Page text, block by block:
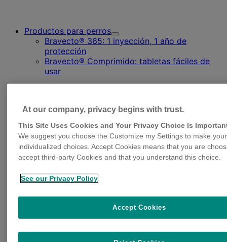
Productos para perros
Toggle
Submenu
Productos
para
Bravecto® 365: 1 inyección, 1 año de
protección
Bravecto® Comprimido: tabletas fáciles de
usar
Productos para gatos
para
gatos
gatos
externos e internos
At our company, privacy begins with trust.
This Site Uses Cookies and Your Privacy Choice Is
We suggest you choose the Customize my Settings to make your
individualized choices. Accept Cookies means that you are
accept third-party Cookies and that you understand this choice.
See our Privacy Policy
Accept Cookies